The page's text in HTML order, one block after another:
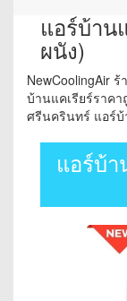
แอร์บ้าน
ผนัง)
NewCoolingAir
บ้านแคเรียร์ราค
ศรีนครินทร์ แอร์บ้
แอร์บ้า